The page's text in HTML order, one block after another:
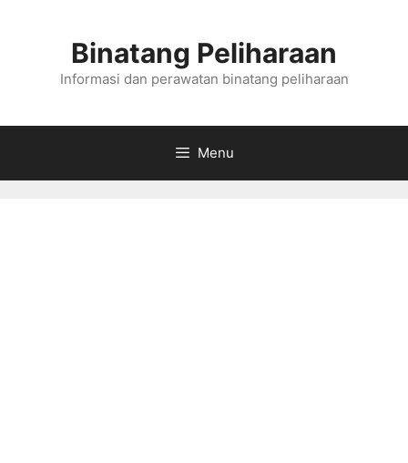
Binatang Peliharaan
Informasi dan perawatan binatang peliharaan
Menu